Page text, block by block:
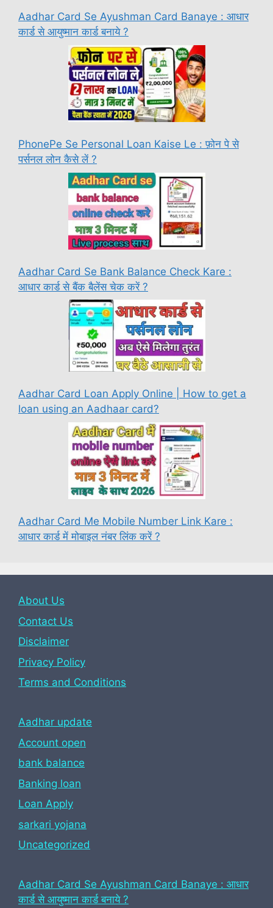
Aadhar Card Se Ayushman Card Banaye : आधार
कार्ड से आयुष्मान कार्ड बनाये ?
PhonePe Se Personal Loan Kaise Le : फ़ोन पे से
पर्सनल लोन कैसे लें ?
Aadhar Card Se Bank Balance Check Kare :
आधार कार्ड से बैंक बैलेंस चेक करें ?
Aadhar Card Loan Apply Online | How to get a
loan using an Aadhaar card?
Aadhar Card Me Mobile Number Link Kare :
आधार कार्ड में मोबाइल नंबर लिंक करें ?
About Us
Contact Us
Disclaimer
Privacy Policy
Terms and Conditions
Aadhar update
Account open
bank balance
Banking loan
Loan Apply
sarkari yojana
Uncategorized
Aadhar Card Se Ayushman Card Banaye : आधार
कार्ड से आयुष्मान कार्ड बनाये ?